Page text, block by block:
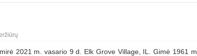
2021 m. vasario 9 d. Elk Grove Village, IL. Gimė 1961 m.